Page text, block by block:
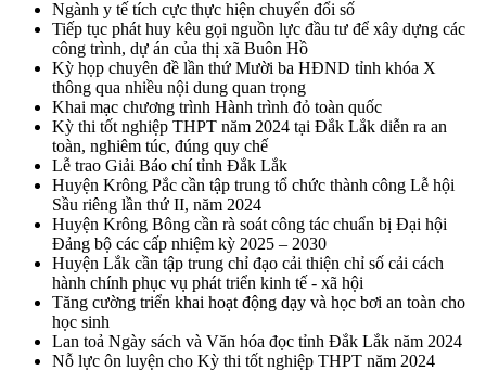
Ngành y tế tích cực thực hiện chuyển đổi số
Tiếp tục phát huy kêu gọi nguồn lực đầu tư để xây dựng các
công trình, dự án của thị xã Buôn Hồ
Kỳ họp chuyên đề lần thứ Mười ba HĐND tỉnh khóa X
thông qua nhiều nội dung quan trọng
Khai mạc chương trình Hành trình đỏ toàn quốc
Kỳ thi tốt nghiệp THPT năm 2024 tại Đắk Lắk diễn ra an
toàn, nghiêm túc, đúng quy chế
Lễ trao Giải Báo chí tỉnh Đắk Lắk
Huyện Krông Pắc cần tập trung tổ chức thành công Lễ hội
Sầu riêng lần thứ II, năm 2024
Huyện Krông Bông cần rà soát công tác chuẩn bị Đại hội
Đảng bộ các cấp nhiệm kỳ 2025 – 2030
Huyện Lắk cần tập trung chỉ đạo cải thiện chỉ số cải cách
hành chính phục vụ phát triển kinh tế - xã hội
Tăng cường triển khai hoạt động dạy và học bơi an toàn cho
học sinh
Lan toả Ngày sách và Văn hóa đọc tỉnh Đắk Lắk năm 2024
Nỗ lực ôn luyện cho Kỳ thi tốt nghiệp THPT năm 2024